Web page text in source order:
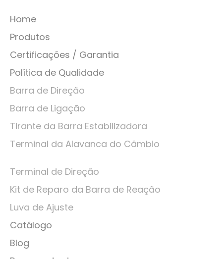
Home
Produtos
Certificações / Garantia
Política de Qualidade
Barra de Direção
Barra de Ligação
Tirante da Barra Estabilizadora
Terminal da Alavanca do Câmbio
Terminal de Direção
Kit de Reparo da Barra de Reação
Luva de Ajuste
Catálogo
Blog